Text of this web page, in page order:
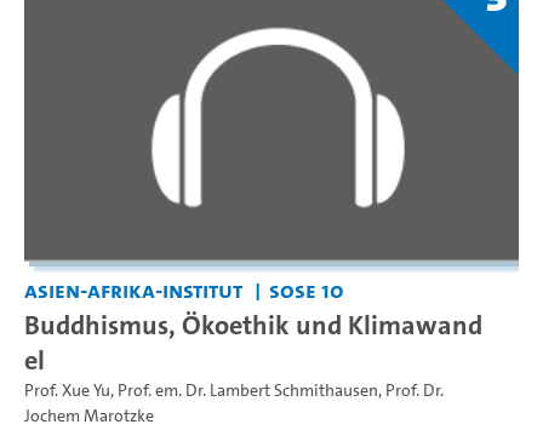
Asien-Afrika-Institut SoSe 10
Buddhismus, Ökoethik und Klimawand
el
Prof. Xue Yu, Prof. em. Dr. Lambert Schmithausen, Prof. Dr.
Jochem Marotzke